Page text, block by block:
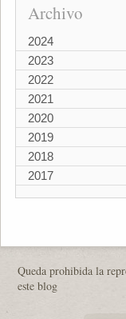
Archivo
2024
2023
2022
2021
2020
2019
2018
2017
Queda prohibida la
este blog